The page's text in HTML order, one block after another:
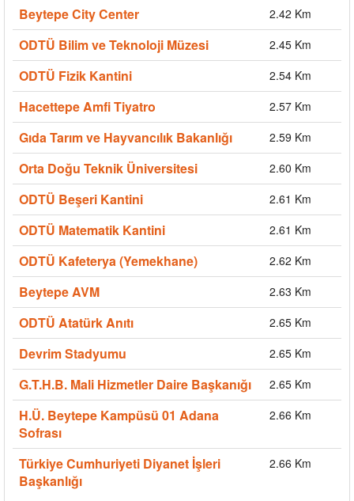
Beytepe City Center 2.42 Km
ODTÜ Bilim ve Teknoloji Müzesi 2.45 Km
ODTÜ Fizik Kantini 2.54 Km
Hacettepe Amfi Tiyatro 2.57 Km
Gıda Tarım ve Hayvancılık Bakanlığı 2.59 Km
Orta Doğu Teknik Üniversitesi 2.60 Km
ODTÜ Beşeri Kantini 2.61 Km
ODTÜ Matematik Kantini 2.61 Km
ODTÜ Kafeterya (Yemekhane) 2.62 Km
Beytepe AVM 2.63 Km
ODTÜ Atatürk Anıtı 2.65 Km
Devrim Stadyumu 2.65 Km
G.T.H.B. Mali Hizmetler Daire Başkanığı 2.65 Km
H.Ü. Beytepe Kampüsü 01 Adana
Sofrası
2.66 Km
Türkiye Cumhuriyeti Diyanet İşleri
Başkanlığı
2.66 Km